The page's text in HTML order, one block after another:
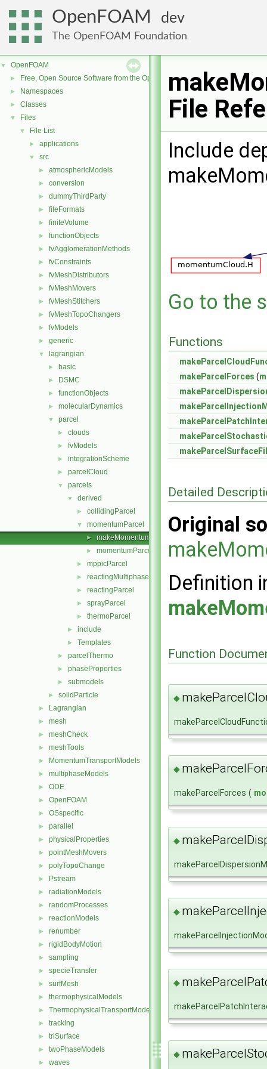
OpenFOAM dev
The OpenFOAM Foundation
▼ OpenFOAM
► Free, Open Source Software from the OpenFOAM Foundation
► Namespaces
► Classes
▼ Files
▼ File List
► applications
▼ src
► atmosphericModels
► conversion
► dummyThirdParty
► fileFormats
► finiteVolume
► functionObjects
► fvAgglomerationMethods
► fvConstraints
► fvMeshDistributors
► fvMeshMovers
► fvMeshStitchers
► fvMeshTopoChangers
► fvModels
► generic
▼ lagrangian
► basic
► DSMC
► functionObjects
► molecularDynamics
▼ parcel
► clouds
► fvModels
► integrationScheme
► parcelCloud
▼ parcels
▼ derived
► collidingParcel
▼ momentumParcel
► makeMomentumParcelSubmodels.C
► momentumParcel.H
► mppicParcel
► reactingMultiphaseParcel
► reactingParcel
► sprayParcel
► thermoParcel
► include
► Templates
► parcelThermo
► phaseProperties
► submodels
► solidParticle
► Lagrangian
► mesh
► meshCheck
► meshTools
► MomentumTransportModels
► multiphaseModels
► ODE
► OpenFOAM
► OSspecific
► parallel
► physicalProperties
► pointMeshMovers
► polyTopoChange
► Pstream
► radiationModels
► randomProcesses
► reactionModels
► renumber
► rigidBodyMotion
► sampling
► specieTransfer
► surfMesh
► thermophysicalModels
► ThermophysicalTransportModels
► tracking
► triSurface
► twoPhaseModels
► waves
File
Include
Go to the
Functions
makeParcelForces (
Detailed
Original
Definition
Function
◆
◆
makeParcelForces (
◆
◆
◆
◆